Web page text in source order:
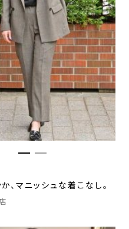
、マニッシュな着こなし。